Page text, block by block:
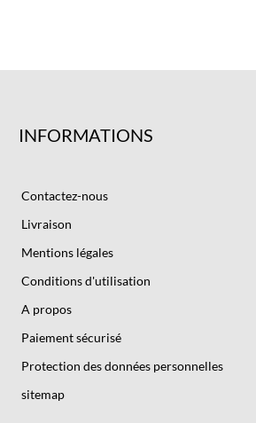
INFORMATIONS
Contactez-nous
Livraison
Mentions légales
Conditions d'utilisation
A propos
Paiement sécurisé
Protection des données personnelles
sitemap